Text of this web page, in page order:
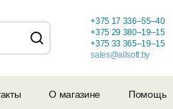
+375 17 336–55–40
+375 29 380–19–15
+375 33 365–19–15
sales@allsoft.by
О магазине Помощь